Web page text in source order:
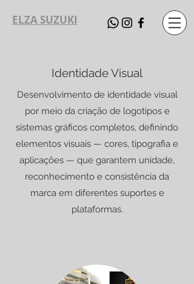
ELZA SUZUKI
Identidade Visual
Desenvolvimento de identidade visual
por meio da criação de logotipos e
sistemas gráficos completos, definindo
elementos visuais — cores, tipografia e
aplicações — que garantem unidade,
reconhecimento e consistência da
marca em diferentes suportes e
plataformas.